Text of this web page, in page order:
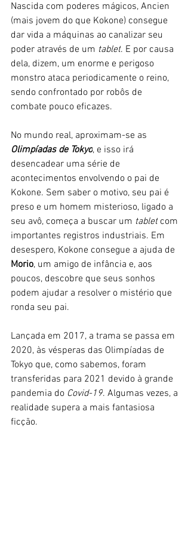
Nascida com poderes mágicos, Ancien
(mais jovem do que Kokone) consegue
dar vida a máquinas ao canalizar seu
poder através de um tablet. E por causa
dela, dizem, um enorme e perigoso
monstro ataca periodicamente o reino,
sendo confrontado por robôs de
combate pouco eficazes.
No mundo real, aproximam-se as
Olimpíadas de Tokyo, e isso irá
desencadear uma série de
acontecimentos envolvendo o pai de
Kokone. Sem saber o motivo, seu pai é
preso e um homem misterioso, ligado a
seu avô, começa a buscar um tablet com
importantes registros industriais. Em
desespero, Kokone consegue a ajuda de
Morio, um amigo de infância e, aos
poucos, descobre que seus sonhos
podem ajudar a resolver o mistério que
ronda seu pai.
Lançada em 2017, a trama se passa em
2020, às vésperas das Olimpíadas de
Tokyo que, como sabemos, foram
transferidas para 2021 devido à grande
pandemia do Covid-19. Algumas vezes, a
realidade supera a mais fantasiosa
ficção.